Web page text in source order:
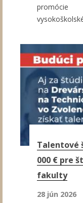
Talentové
000 € pre
fakulty
28 jún 2026